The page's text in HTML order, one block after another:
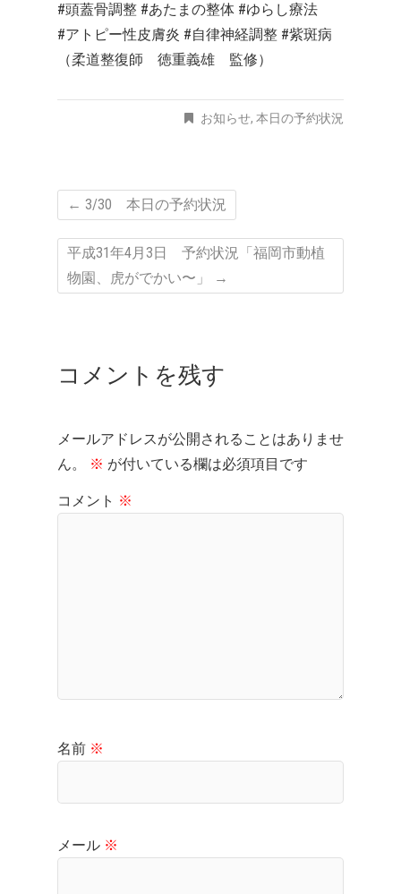
#頭蓋骨調整 #あたまの整体 #ゆらし療法
#アトピー性皮膚炎 #自律神経調整 #紫斑病
（柔道整復師 徳重義雄 監修）
お知らせ, 本日の予約状況
← 3/30 本日の予約状況
平成31年4月3日 予約状況「福岡市動植
物園、虎がでかい〜」
→
コメントを残す
メールアドレスが公開されることはありませ
ん。
※ が付いている欄は必須項目です
コメント ※
名前 ※
メール ※